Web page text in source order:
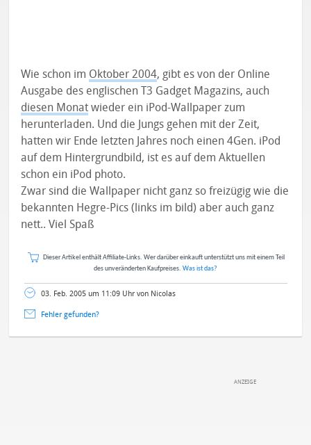
Wie schon im Oktober 2004, gibt es von der Online
Ausgabe des englischen T3 Gadget Magazins, auch
diesen Monat wieder ein iPod-Wallpaper zum
herunterladen. Und die Jungs gehen mit der Zeit,
hatten wir Ende letzten Jahres noch einen 4Gen. iPod
auf dem Hintergrundbild, ist es auf dem Aktuellen
schon ein iPod photo.
Zwar sind die Wallpaper nicht ganz so freizügig wie die
bekannten Hegre-Pics (links im bild) aber auch ganz
nett.. Viel Spaß
Dieser Artikel enthält Affiliate-Links. Wer darüber einkauft unterstützt uns mit einem Teil
des unveränderten Kaufpreises. Was ist das?
03. Feb. 2005 um 11:09 Uhr von Nicolas
Fehler gefunden?